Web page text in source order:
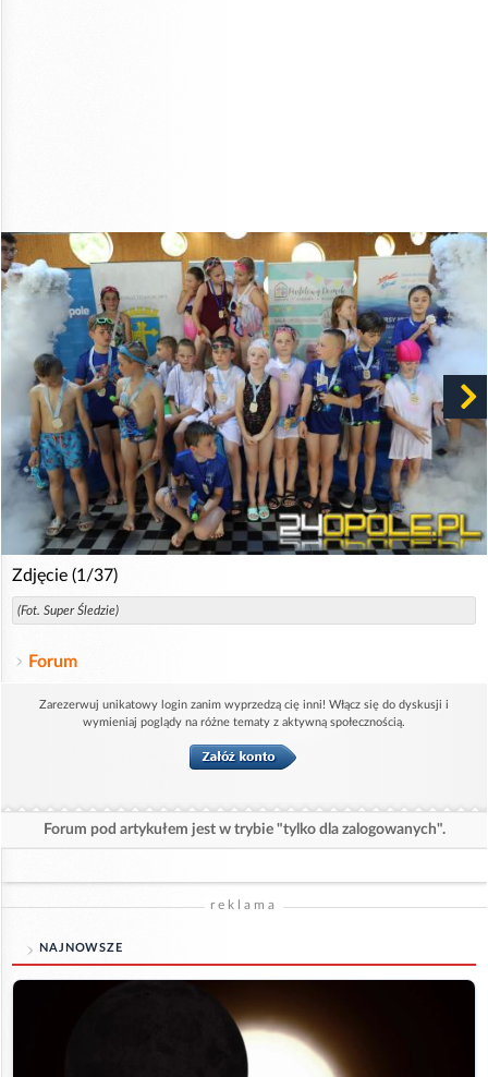
Zdjęcie (1/37)
(Fot. Super Śledzie)
Forum
Zarezerwuj unikatowy login zanim wyprzedzą cię inni! Włącz się do dyskusji i
wymieniaj poglądy na różne tematy z aktywną społecznością.
Forum pod artykułem jest w trybie "tylko dla zalogowanych".
reklama
NAJNOWSZE